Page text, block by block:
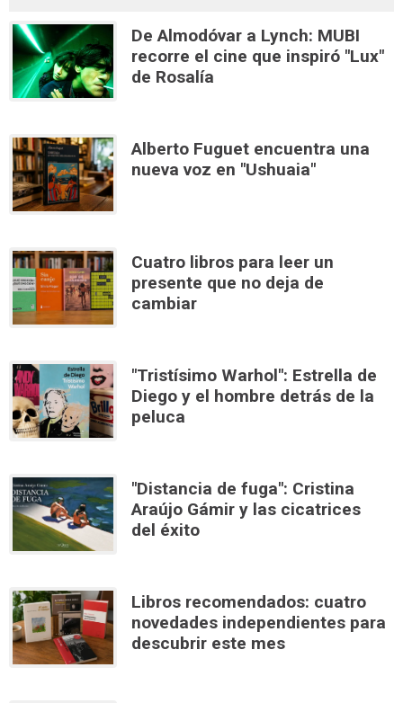
De Almodóvar a Lynch: MUBI
recorre el cine que inspiró "Lux"
de Rosalía
Alberto Fuguet encuentra una
nueva voz en "Ushuaia"
Cuatro libros para leer un
presente que no deja de
cambiar
"Tristísimo Warhol": Estrella de
Diego y el hombre detrás de la
peluca
"Distancia de fuga": Cristina
Araújo Gámir y las cicatrices
del éxito
Libros recomendados: cuatro
novedades independientes para
descubrir este mes